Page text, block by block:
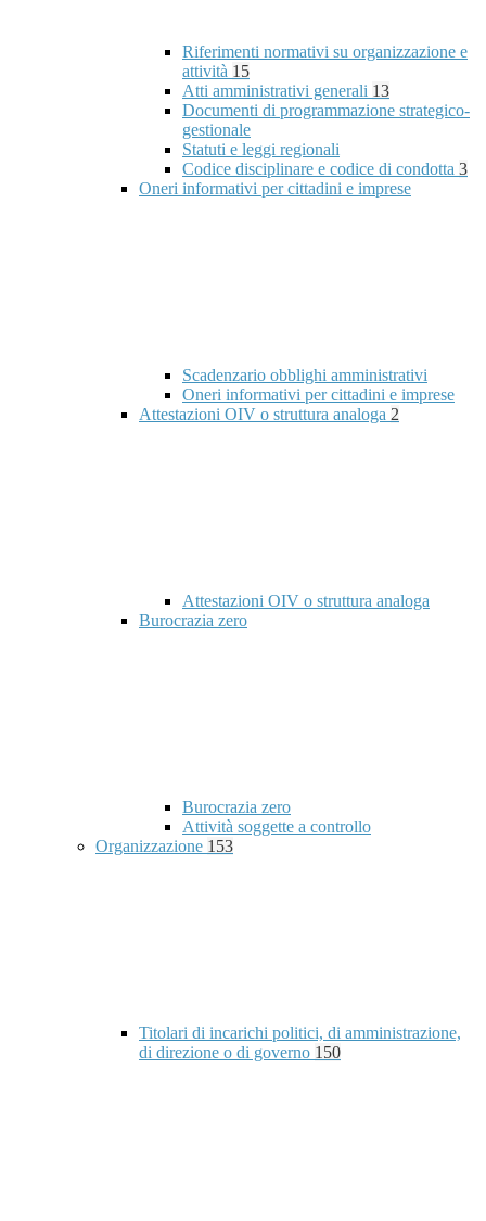
Riferimenti normativi su organizzazione e
attività 15
Atti amministrativi generali 13
Documenti di programmazione strategico-
gestionale
Statuti e leggi regionali
Codice disciplinare e codice di condotta 3
Oneri informativi per cittadini e imprese
Scadenzario obblighi amministrativi
Oneri informativi per cittadini e imprese
Attestazioni OIV o struttura analoga 2
Attestazioni OIV o struttura analoga
Burocrazia zero
Burocrazia zero
Attività soggette a controllo
Organizzazione 153
Titolari di incarichi politici, di amministrazione,
di direzione o di governo 150